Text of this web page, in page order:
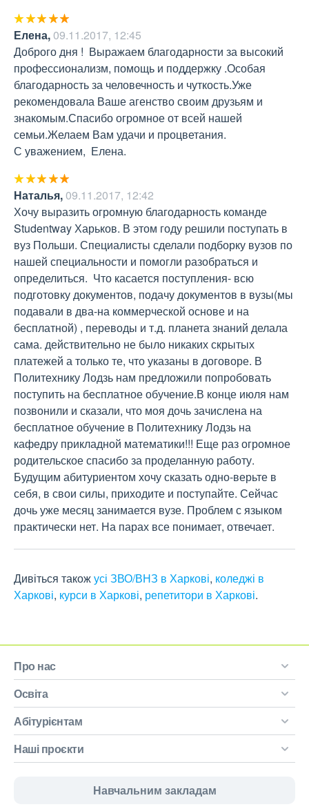
Елена,09.11.2017, 12:45
Доброго дня !  Выражаем благодарности за высокий
профессионализм, помощь и поддержку .Особая
благодарность за человечность и чуткость.Уже
рекомендовала Ваше агенство своим друзьям и
знакомым.Спасибо огромное от всей нашей
семьи.Желаем Вам удачи и процветания.
С уважением,  Елена.
Наталья,09.11.2017, 12:42
Хочу выразить огромную благодарность команде
Studentway Харьков. В этом году решили поступать в
вуз Польши. Специалисты сделали подборку вузов по
нашей специальности и помогли разобраться и
определиться.  Что касается поступления- всю
подготовку документов, подачу документов в вузы(мы
подавали в два-на коммерческой основе и на
бесплатной) , переводы и т.д. планета знаний делала
сама. действительно не было никаких скрытых
платежей а только те, что указаны в договоре. В
Политехнику Лодзь нам предложили попробовать
поступить на бесплатное обучение.В конце июля нам
позвонили и сказали, что моя дочь зачислена на
бесплатное обучение в Политехнику Лодзь на
кафедру прикладной математики!!! Еще раз огромное
родительское спасибо за проделанную работу.
Будущим абитуриентом хочу сказать одно-верьте в
себя, в свои силы, приходите и поступайте. Сейчас
дочь уже месяц занимается вузе. Проблем с языком
практически нет. На парах все понимает, отвечает.
Дивіться такожусі ЗВО/ВНЗ в Харкові, коледжі в
Харкові, курси в Харкові, репетитори в Харкові.
Про нас
Освіта
Абітурієнтам
Наші проєкти
Навчальним закладам